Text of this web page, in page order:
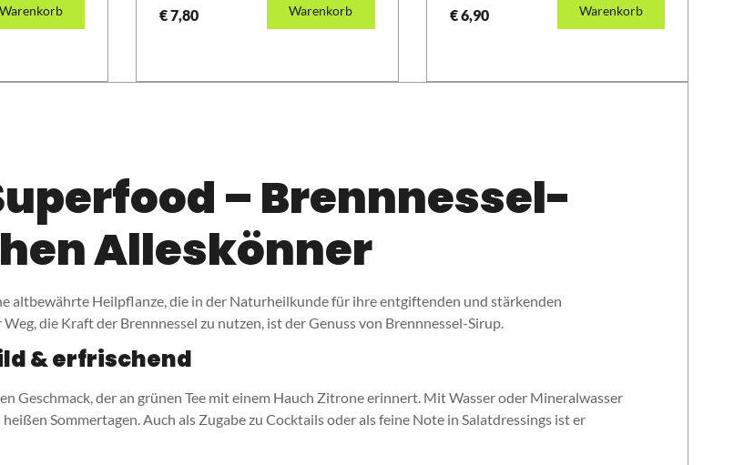
Warenkorb
€7,80
Warenkorb
€6,90
Warenkorb
– Brennnessel-
Alleskönner
altbewährte Heilpflanze, die in der Naturheilkunde für ihre entgiftenden und stärkenden
die Kraft der Brennnessel zu nutzen, ist der Genuss von Brennnessel-Sirup.
& erfrischend
Geschmack, der an grünen Tee mit einem Hauch Zitrone erinnert. Mit Wasser oder Mineralwasser
Sommertagen. Auch als Zugabe zu Cocktails oder als feine Note in Salatdressings ist er